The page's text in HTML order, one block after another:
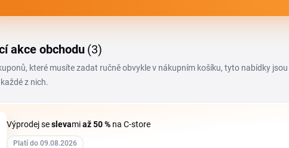
akce obchodu (3)
které musíte zadat ručně obvykle v nákupním košíku, tyto nabídky jsou
z nich.
Výprodej seslevamiaž 50 % na C-store
Platí do 09.08.2026